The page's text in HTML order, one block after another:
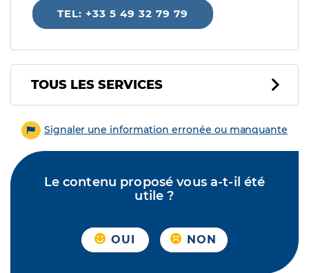
TEL: +33 5 49 32 79 79
Tous les services
TOUS LES SERVICES
Signaler une information erronée ou manquante
Le contenu proposé vous a-t-il été
utile ?
OUI NON